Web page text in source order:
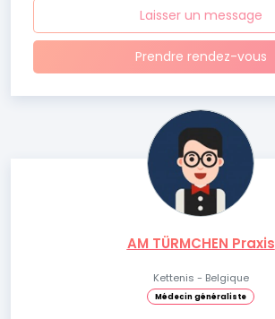
Laisser un message
Prendre rendez-vous
AM TÜRMCHEN Praxis
Kettenis - Belgique
Médecin généraliste